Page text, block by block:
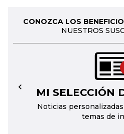
CONOZCA LOS
NUESTROS
MI SELECCIÓN
Noticias
temas de
←